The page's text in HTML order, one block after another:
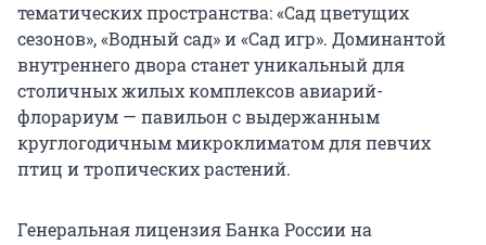
тематических пространства: «Сад цветущих
сезонов», «Водный сад» и «Сад игр». Доминантой
внутреннего двора станет уникальный для
столичных жилых комплексов авиарий-
флорариум — павильон с выдержанным
круглогодичным микроклиматом для певчих
птиц и тропических растений.
Генеральная лицензия Банка России на